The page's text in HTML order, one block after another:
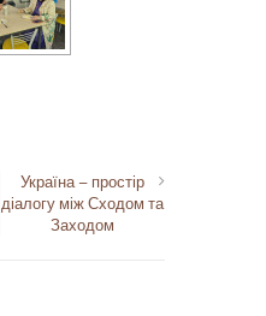
Україна – простір
діалогу між Сходом та
Заходом